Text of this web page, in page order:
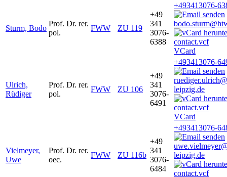
Sturm, Bodo
Prof. Dr. rer.
pol.
FWW ZU 119
+49
341
3076-
6388
+493413076-
VCard
Ulrich,
Rüdiger
Prof. Dr. rer.
pol.
FWW ZU 106
+49
341
3076-
6491
+493413076-
leipzig.de
VCard
Vielmeyer,
Uwe
Prof. Dr. rer.
oec.
FWW ZU 116b
+49
341
3076-
6484
+493413076-
leipzig.de